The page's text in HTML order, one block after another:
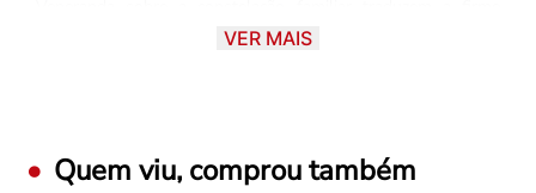
posição do Espiritismo em relação a este tema,
lamentavelmente tão preterido no caótico mundo moderno,
VER MAIS
Quem viu, comprou também